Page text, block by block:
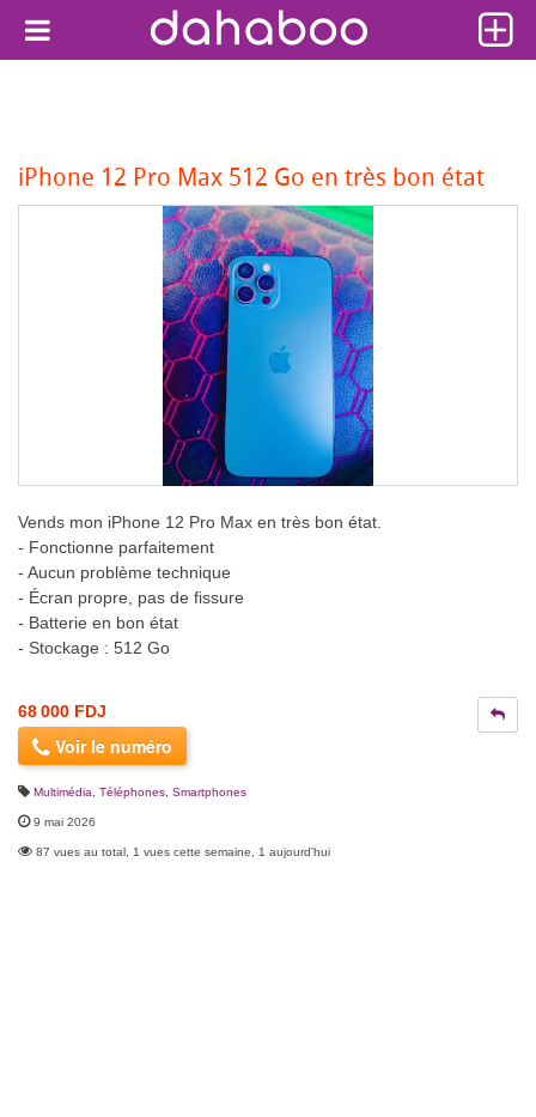
iPhone 12 Pro Max 512 Go en très bon état
Vends mon iPhone 12 Pro Max en très bon état.
- Fonctionne parfaitement
- Aucun problème technique
- Écran propre, pas de fissure
- Batterie en bon état
- Stockage : 512 Go
68 000 FDJ
Voir le numéro
Multimédia Téléphones, Smartphones
9 mai 2026
87 vues au total, 1 vues cette semaine, 1 aujourd'hui